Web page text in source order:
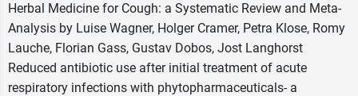
Herbal Medicine for Cough: a Systematic Review and Meta-
Analysis by Luise Wagner, Holger Cramer, Petra Klose, Romy
Lauche, Florian Gass, Gustav Dobos, Jost Langhorst
Reduced antibiotic use after initial treatment of acute
respiratory infections with phytopharmaceuticals- a